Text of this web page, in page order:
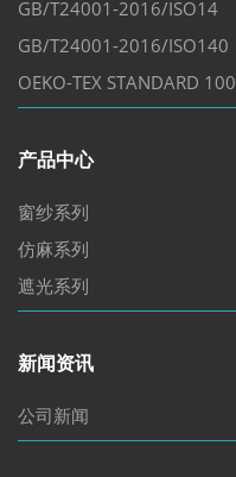
GB/T24001-2016/ISO14
GB/T24001-2016/ISO140
OEKO-TEX STANDARD 100
产品中心
窗纱系列
仿麻系列
遮光系列
新闻资讯
公司新闻